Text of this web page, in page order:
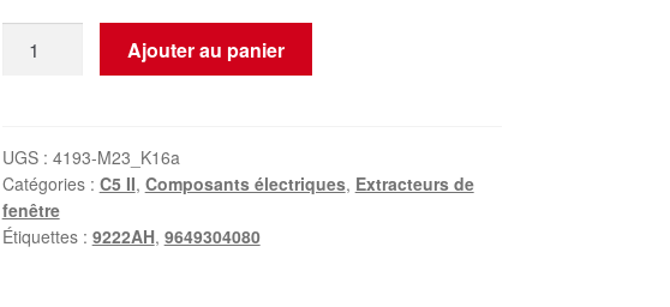
lève-
vitre
avant
Citroën
Ajouter au panier
UGS : 4193-M23_K16a
Catégories : C5 II, Composants électriques, Extracteurs de
fenêtre
Étiquettes : 9222AH, 9649304080